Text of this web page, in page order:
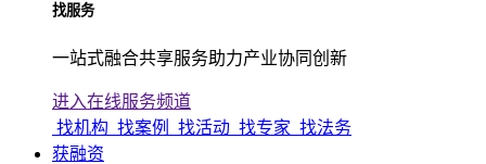
找服务
一站式融合共享服务助力产业协同创新
进入在线服务频道
找机构 找案例 找活动 找专家 找法务
获融资